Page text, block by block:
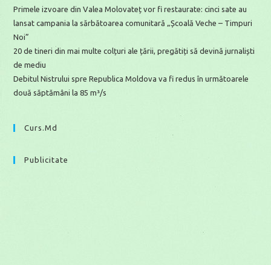
Primele izvoare din Valea Molovateț vor fi restaurate: cinci sate au
lansat campania la sărbătoarea comunitară „Școală Veche – Timpuri
Noi”
20 de tineri din mai multe colțuri ale țării, pregătiți să devină jurnaliști
de mediu
Debitul Nistrului spre Republica Moldova va fi redus în următoarele
două săptămâni la 85 m³/s
Curs.md
Publicitate